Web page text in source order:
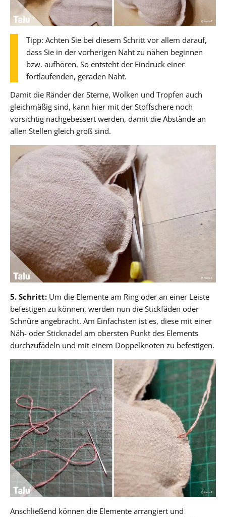
Tipp: Achten Sie bei diesem Schritt vor allem darauf,
dass Sie in der vorherigen Naht zu nähen beginnen
bzw. aufhören. So entsteht der Eindruck einer
fortlaufenden, geraden Naht.
Damit die Ränder der Sterne, Wolken und Tropfen auch
gleichmäßig sind, kann hier mit der Stoffschere noch
vorsichtig nachgebessert werden, damit die Abstände an
allen Stellen gleich groß sind.
5. Schritt: Um die Elemente am Ring oder an einer Leiste
befestigen zu können, werden nun die Stickfäden oder
Schnüre angebracht. Am Einfachsten ist es, diese mit einer
Näh- oder Sticknadel am obersten Punkt des Elements
durchzufädeln und mit einem Doppelknoten zu befestigen.
Anschließend können die Elemente arrangiert und